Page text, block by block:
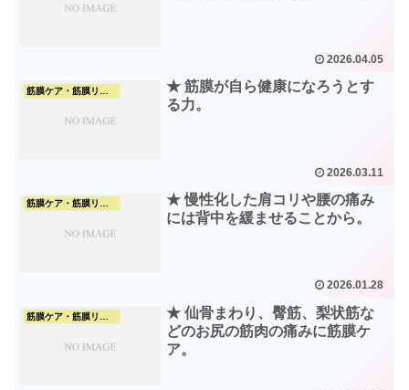
2026.04.05
★ 筋膜が自ら健康になろうとす
る力。
2026.03.11
筋膜ケア・筋膜リリース
★ 慢性化した肩コリや腰の痛み
には背中を緩ませることから。
2026.01.28
★ 仙骨まわり、臀筋、梨状筋な
どのお尻の筋肉の痛みに筋膜ケ
ア。